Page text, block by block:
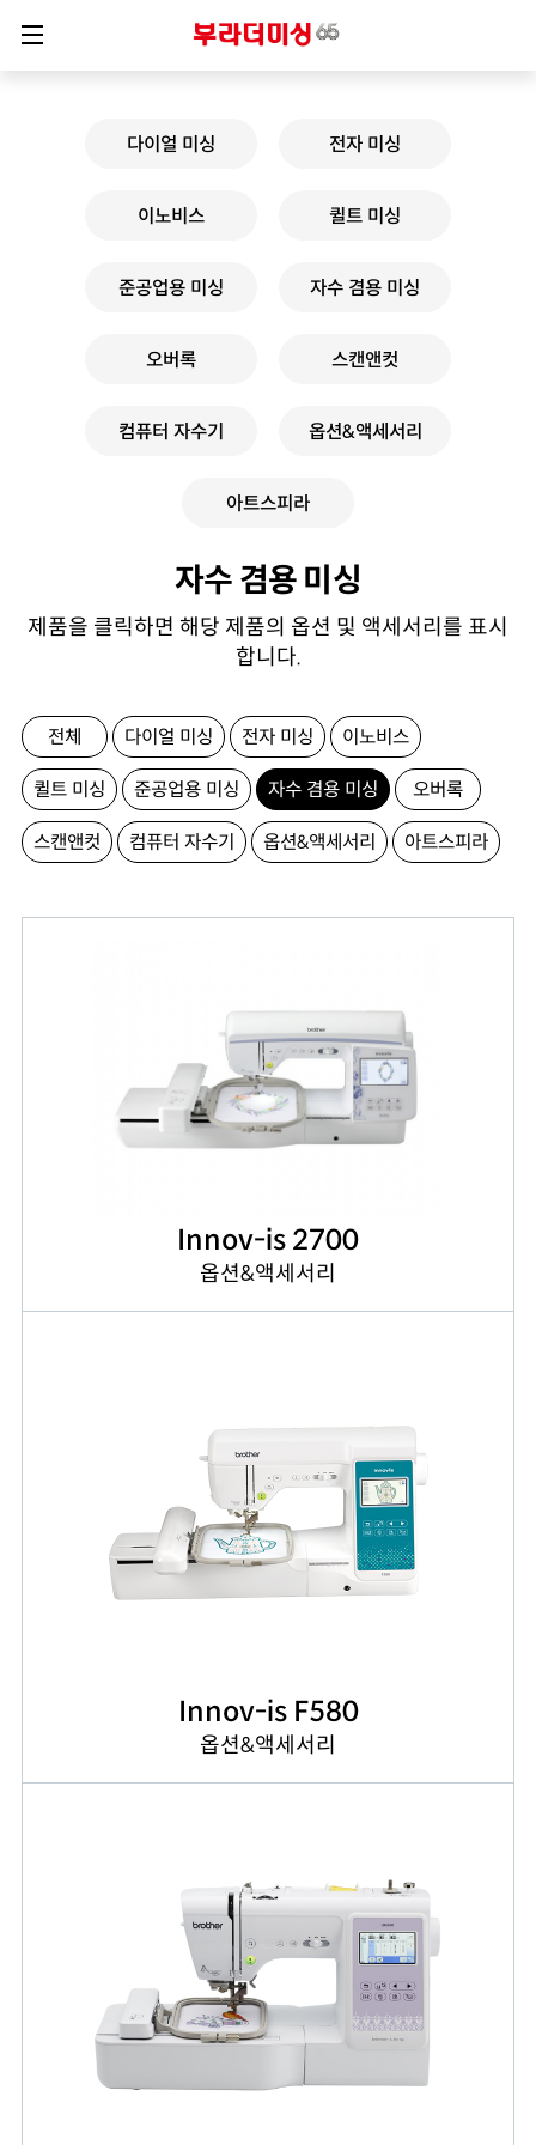
다이얼 미싱 전자 미싱
이노비스 퀼트 미싱
준공업용 미싱 자수 겸용 미싱
오버록 스캔앤컷
컴퓨터 자수기 옵션&액세서리
아트스피라
자수 겸용 미싱
제품을 클릭하면 해당 제품의 옵션 및 액세서리를 표시
합니다.
전체 다이얼 미싱 전자 미싱 이노비스
퀼트 미싱 준공업용 미싱 자수 겸용 미싱 오버록
스캔앤컷 컴퓨터 자수기 옵션&액세서리 아트스피라
Innov-is 2700
옵션&액세서리
Innov-is F580
옵션&액세서리